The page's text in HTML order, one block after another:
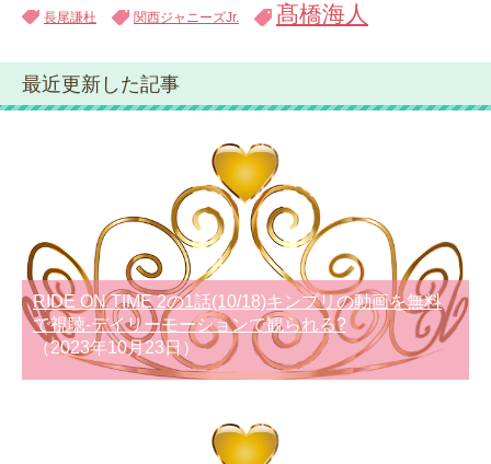
長尾謙杜 関西ジャニーズJr. 髙橋海人
最近更新した記事
RIDE ON TIME 2の1話(10/18)キンプリの動画を無料
で視聴-デイリーモーションで観られる?
（2023年10月23日）